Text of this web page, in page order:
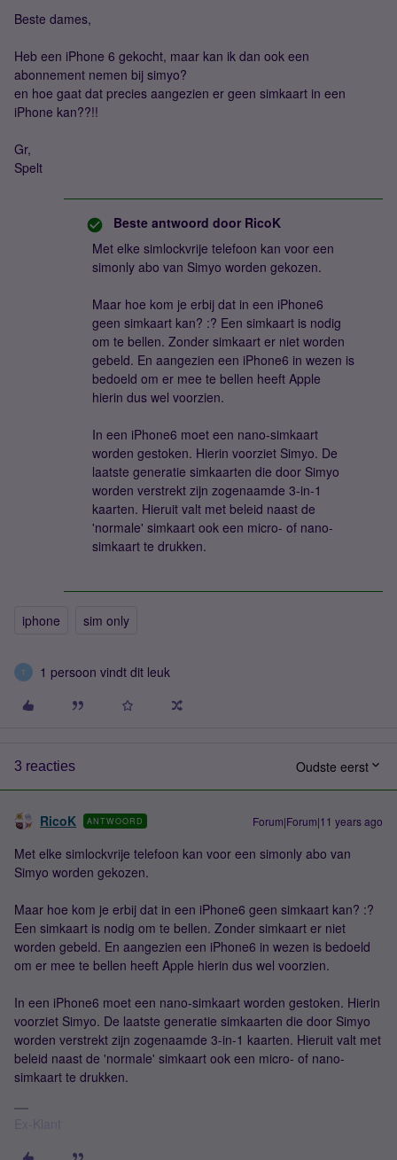
Beste dames,
Heb een iPhone 6 gekocht, maar kan ik dan ook een
abonnement nemen bij simyo?
en hoe gaat dat precies aangezien er geen simkaart in een
iPhone kan??!!
Gr,
Spelt
Beste antwoord door RicoK
Met elke simlockvrije telefoon kan voor een
simonly abo van Simyo worden gekozen.
Maar hoe kom je erbij dat in een iPhone6
geen simkaart kan? :? Een simkaart is nodig
om te bellen. Zonder simkaart er niet worden
gebeld. En aangezien een iPhone6 in wezen is
bedoeld om er mee te bellen heeft Apple
hierin dus wel voorzien.
In een iPhone6 moet een nano-simkaart
worden gestoken. Hierin voorziet Simyo. De
laatste generatie simkaarten die door Simyo
worden verstrekt zijn zogenaamde 3-in-1
kaarten. Hieruit valt met beleid naast de
'normale' simkaart ook een micro- of nano-
simkaart te drukken.
iphone sim only
T 1 persoon vindt dit leuk
3 reacties Oudste eerst
RicoK ANTWOORD Forum|Forum|11 years ago
Met elke simlockvrije telefoon kan voor een simonly abo van
Simyo worden gekozen.
Maar hoe kom je erbij dat in een iPhone6 geen simkaart kan? :?
Een simkaart is nodig om te bellen. Zonder simkaart er niet
worden gebeld. En aangezien een iPhone6 in wezen is bedoeld
om er mee te bellen heeft Apple hierin dus wel voorzien.
In een iPhone6 moet een nano-simkaart worden gestoken. Hierin
voorziet Simyo. De laatste generatie simkaarten die door Simyo
worden verstrekt zijn zogenaamde 3-in-1 kaarten. Hieruit valt met
beleid naast de 'normale' simkaart ook een micro- of nano-
simkaart te drukken.